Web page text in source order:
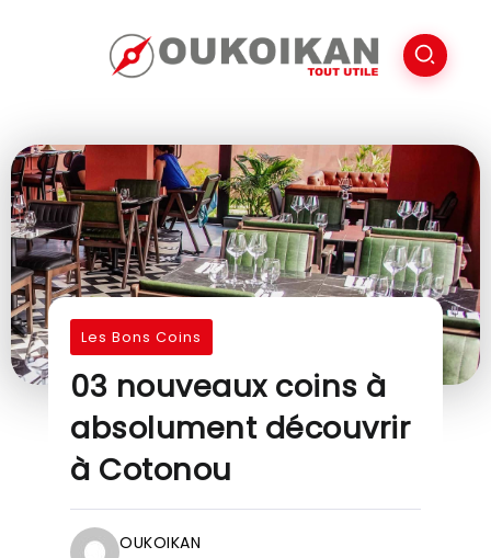
Les Bons Coins
03 nouveaux coins à
absolument découvrir
à Cotonou
OUKOIKAN